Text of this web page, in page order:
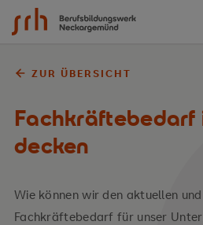
Zum Inhalt springen
ZUR ÜBERSICHT
Fachkräftebedarf
decken
Wie können wir den aktuellen
Fachkräftebedarf für unser